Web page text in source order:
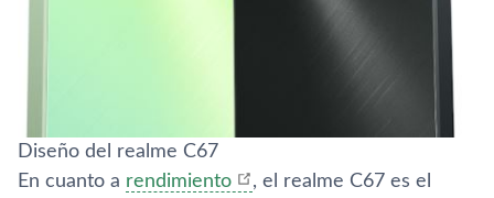
Diseño del realme C67
En cuanto a rendimiento
, el realme C67 es el